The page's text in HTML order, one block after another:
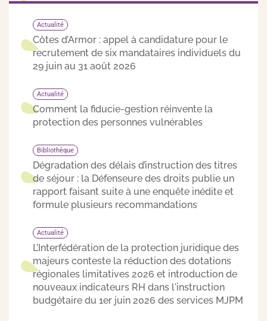
Actualité
Côtes d’Armor : appel à candidature pour le
recrutement de six mandataires individuels du
29 juin au 31 août 2026
Actualité
Comment la fiducie-gestion réinvente la
protection des personnes vulnérables
Bibliothèque
Dégradation des délais d’instruction des titres
de séjour : la Défenseure des droits publie un
rapport faisant suite à une enquête inédite et
formule plusieurs recommandations
Actualité
L’Interfédération de la protection juridique des
majeurs conteste la réduction des dotations
régionales limitatives 2026 et introduction de
nouveaux indicateurs RH dans l'instruction
budgétaire du 1er juin 2026 des services MJPM